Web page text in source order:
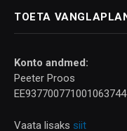
TOETA
Konto andmed:
Peeter Proos
EE937700771001063744
Vaata lisaks siit